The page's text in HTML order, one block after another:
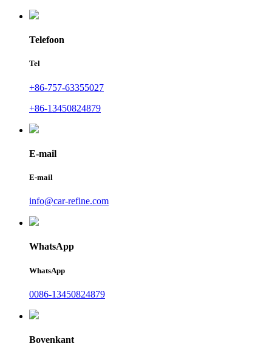
Telefoon
Tel
+86-757-63355027
+86-13450824879
E-mail
E-mail
info@car-refine.com
WhatsApp
WhatsApp
0086-13450824879
Bovenkant